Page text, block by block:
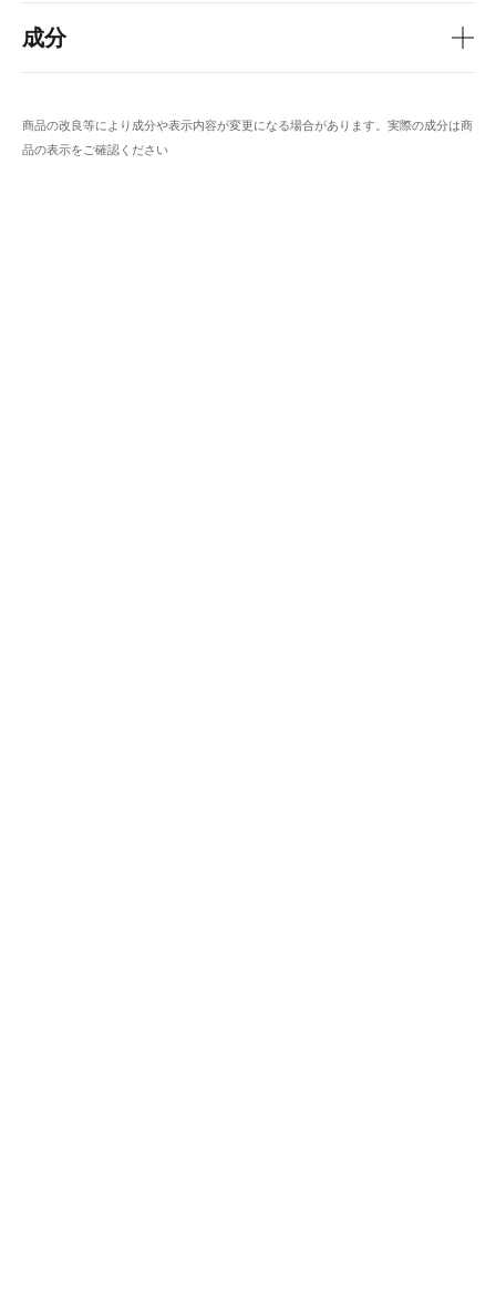
成分
商品の改良等により成分や表示内容が変更になる場合があります。実際の成分は商
品の表示をご確認ください